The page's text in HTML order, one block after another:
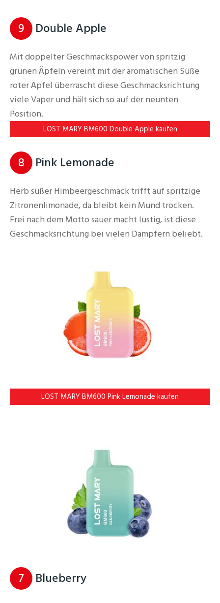
9 Double Apple
Mit doppelter Geschmackspower von spritzig
grünen Äpfeln vereint mit der aromatischen Süße
roter Äpfel überrascht diese Geschmacksrichtung
viele Vaper und hält sich so auf der neunten
Position.
LOST MARY BM600 Double Apple kaufen
8 Pink Lemonade
Herb süßer Himbeergeschmack trifft auf spritzige
Zitronenlimonade, da bleibt kein Mund trocken.
Frei nach dem Motto sauer macht lustig, ist diese
Geschmacksrichtung bei vielen Dampfern beliebt.
LOST MARY BM600 Pink Lemonade kaufen
7 Blueberry